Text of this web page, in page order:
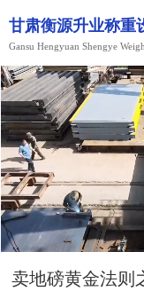
甘肃衡源升业称重
Gansu Hengyuan Shengye
卖地磅黄金法则